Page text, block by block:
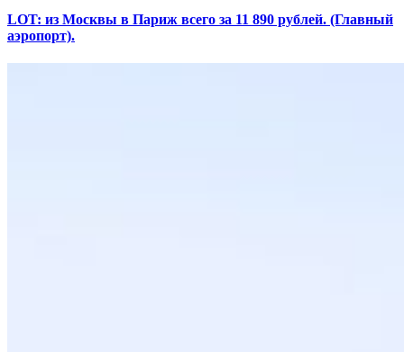
LOT: из Москвы в Париж всего за 11 890 рублей. (Главный
аэропорт).